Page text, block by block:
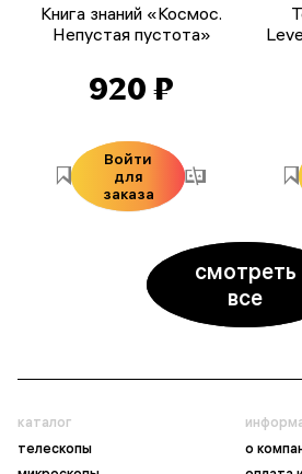
Книга знаний «Космос.
Непустая пустота»
920 ₽
Войти
для
заказа
смотреть
все
каталог
телескопы
о